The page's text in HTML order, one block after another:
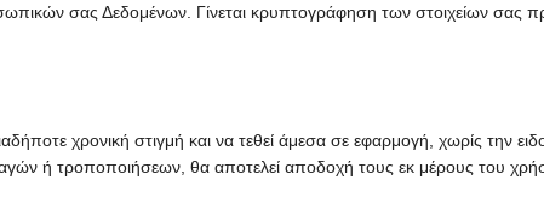
σας Δεδομένων. Γίνεται κρυπτογράφηση των στοιχείων σας
χρονική στιγμή και να τεθεί άμεσα σε εφαρμογή, χωρίς την
ή τροποποιήσεων, θα αποτελεί αποδοχή τους εκ μέρους του